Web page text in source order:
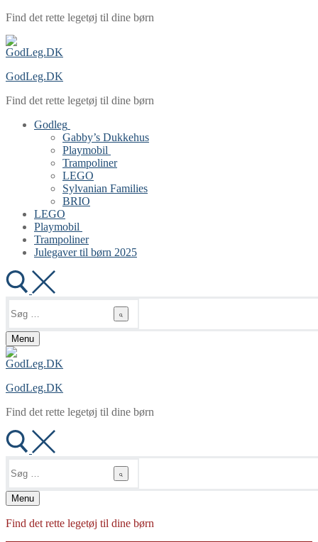
Spring
indhold
Menu
Luk
Find det rette legetøj til dine børn
GodLeg.DK
Find det rette legetøj til dine børn
Godleg
Gabby’s Dukkehus
Playmobil
Trampoliner
LEGO
Sylvanian Families
BRIO
LEGO
Playmobil
Trampoliner
Julegaver til børn 2025
efter:
Menu
GodLeg.DK
Find det rette legetøj til dine børn
efter:
Menu
Find det rette legetøj til dine børn